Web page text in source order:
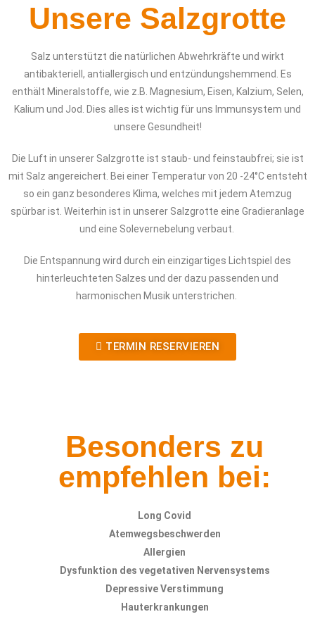
Unsere Salzgrotte
Salz unterstützt die natürlichen Abwehrkräfte und wirkt
antibakteriell, antiallergisch und entzündungshemmend. Es
enthält Mineralstoffe, wie z.B. Magnesium, Eisen, Kalzium, Selen,
Kalium und Jod. Dies alles ist wichtig für uns Immunsystem und
unsere Gesundheit!
Die Luft in unserer Salzgrotte ist staub- und feinstaubfrei; sie ist
mit Salz angereichert. Bei einer Temperatur von 20 -24°C entsteht
so ein ganz besonderes Klima, welches mit jedem Atemzug
spürbar ist. Weiterhin ist in unserer Salzgrotte eine Gradieranlage
und eine Solevernebelung verbaut.
Die Entspannung wird durch ein einzigartiges Lichtspiel des
hinterleuchteten Salzes und der dazu passenden und
harmonischen Musik unterstrichen.
TERMIN RESERVIEREN
Besonders zu
empfehlen bei:
Long Covid
Atemwegsbeschwerden
Allergien
Dysfunktion des vegetativen Nervensystems
Depressive Verstimmung
Hauterkrankungen